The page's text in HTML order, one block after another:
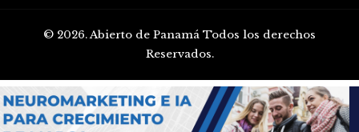
© 2026. Abierto de Panamá Todos los derechos
Reservados.